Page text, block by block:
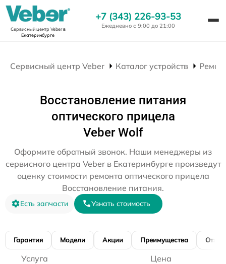
Сервисный центр Veberв
Екатеринбурге
+7 (343) 226-93-53
Ежедневно с 9:00 до 21:00
Сервисный центр Veber Каталог устройств
Восстановление питания
оптического прицела
Veber Wolf
Оформите обратный звонок. Наши менеджеры из
сервисного центра Veber в Екатеринбурге произведут
оценку стоимости ремонта оптического прицела
Восстановление питания.
Есть запчасти Узнать стоимость
Гарантия Модели Акции Преимущества
Услуга Цена